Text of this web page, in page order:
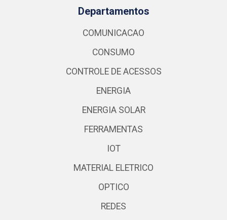
Departamentos
COMUNICACAO
CONSUMO
CONTROLE DE ACESSOS
ENERGIA
ENERGIA SOLAR
FERRAMENTAS
IOT
MATERIAL ELETRICO
OPTICO
REDES